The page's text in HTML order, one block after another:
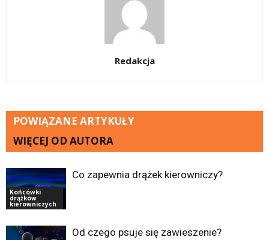
Redakcja
POWIĄZANE ARTYKUŁY
WIĘCEJ OD AUTORA
Końcówki
drążków
kierowniczych
Co zapewnia drążek kierowniczy?
Od czego psuje się zawieszenie?